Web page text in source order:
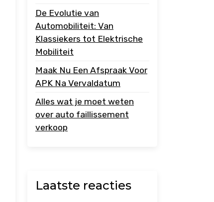
De Evolutie van
Automobiliteit: Van
Klassiekers tot Elektrische
Mobiliteit
Maak Nu Een Afspraak Voor
APK Na Vervaldatum
Alles wat je moet weten
over auto faillissement
verkoop
Laatste reacties